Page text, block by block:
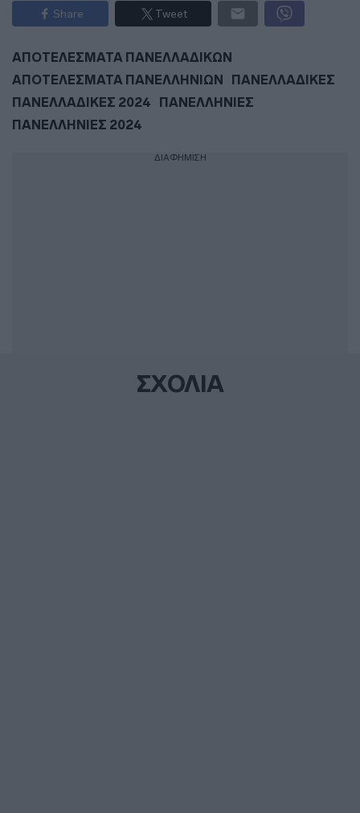
Share Tweet
ΑΠΟΤΕΛΕΣΜΑΤΑ ΠΑΝΕΛΛΑΔΙΚΩΝ
ΑΠΟΤΕΛΕΣΜΑΤΑ ΠΑΝΕΛΛΗΝΙΩΝ
ΠΑΝΕΛΛΑΔΙΚΕΣ
ΠΑΝΕΛΛΑΔΙΚΕΣ 2024
ΠΑΝΕΛΛΗΝΙΕΣ
ΠΑΝΕΛΛΗΝΙΕΣ 2024
ΔΙΑΦΗΜΙΣΗ
ΣΧΟΛΙΑ